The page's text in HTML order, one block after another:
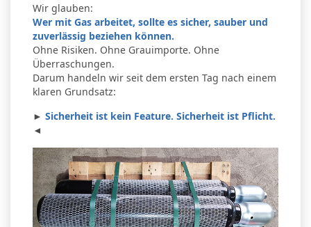
Wir glauben:
Wer mit Gas arbeitet, sollte es sicher, sauber und
zuverlässig beziehen können.
Ohne Risiken. Ohne Grauimporte. Ohne
Überraschungen.
Darum handeln wir seit dem ersten Tag nach einem
klaren Grundsatz:
► Sicherheit ist kein Feature. Sicherheit ist Pflicht.
◄